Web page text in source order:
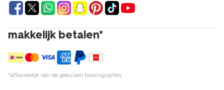
makkelijk betalen*
*afhankelijk van de gekozen bezorgopties